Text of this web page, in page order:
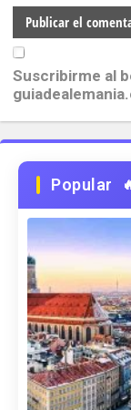
Suscribirme al
Popular